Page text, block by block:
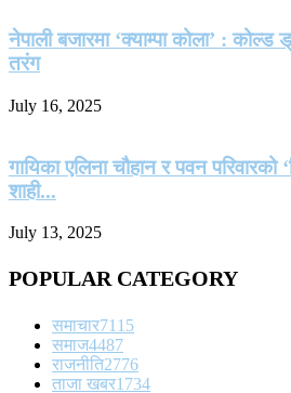
नेपाली बजारमा ‘क्याम्पा कोला’ : कोल्ड
तरंग
July 16, 2025
गायिका एलिना चौहान र पवन परिवारको
शाही...
July 13, 2025
POPULAR CATEGORY
समाचार7115
समाज4487
राजनीति2776
ताजा खबर1734